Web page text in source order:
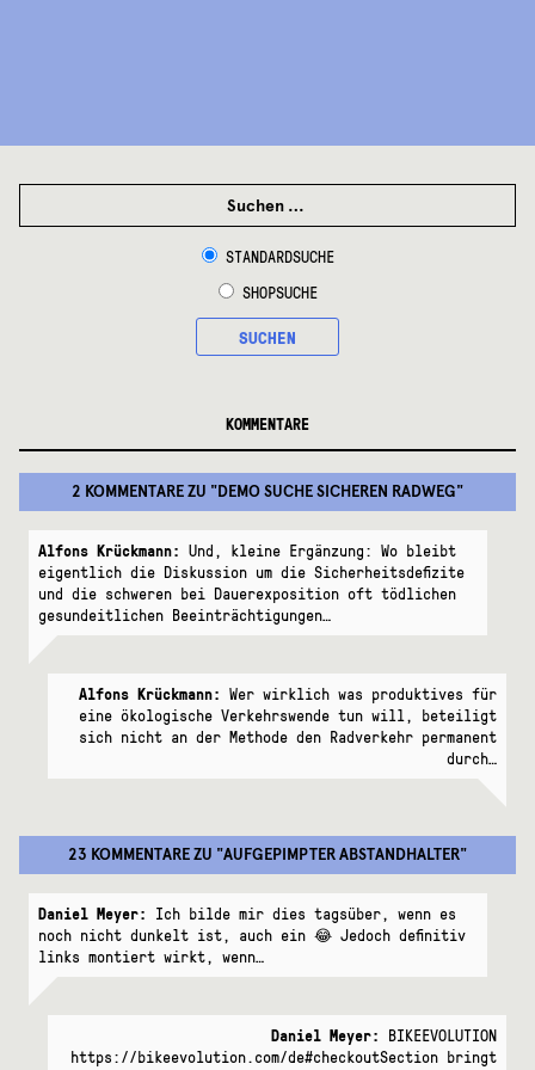
STANDARDSUCHE
SHOPSUCHE
SUCHEN
KOMMENTARE
2 KOMMENTAREZU "DEMO SUCHE SICHEREN RADWEG"
Alfons Krückmann: Und, kleine Ergänzung: Wo bleibt
eigentlich die Diskussion um die Sicherheitsdefizite
und die schweren bei Dauerexposition oft tödlichen
gesundeitlichen Beeinträchtigungen…
Alfons Krückmann: Wer wirklich was produktives für
eine ökologische Verkehrswende tun will, beteiligt
sich nicht an der Methode den Radverkehr permanent
durch…
23 KOMMENTAREZU "AUFGEPIMPTER ABSTANDHALTER"
Daniel Meyer: Ich bilde mir dies tagsüber, wenn es
noch nicht dunkelt ist, auch ein 😂 Jedoch definitiv
links montiert wirkt, wenn…
Daniel Meyer: BIKEEVOLUTION
https://bikeevolution.com/de#checkoutSection bringt